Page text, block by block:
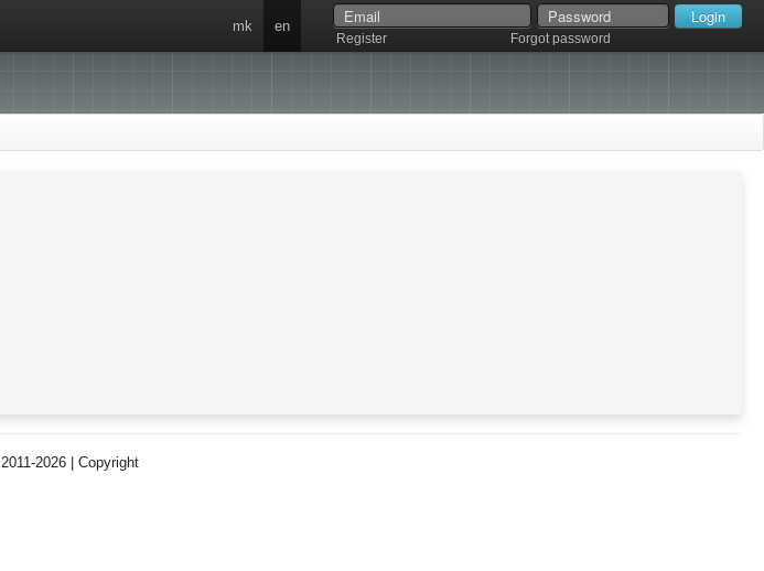
Register Forgot password
mk en
2011-2026 | Copyright